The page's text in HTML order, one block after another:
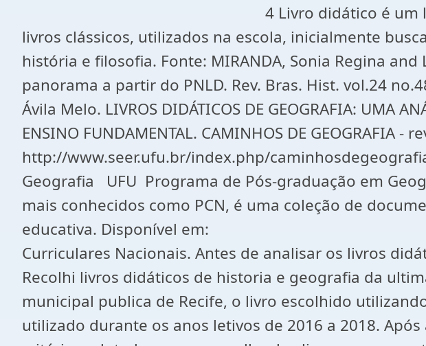
4 Livro didático é um livro de caráter
livros clássicos, utilizados na escola, inicialmente
história e filosofia. Fonte: MIRANDA, Sonia Regina
panorama a partir do PNLD. Rev. Bras. Hist. vol.24
Ávila Melo. LIVROS DIDÁTICOS DE GEOGRAFIA: UMA
ENSINO FUNDAMENTAL. CAMINHOS DE GEOGRAFIA
http://www.seer.ufu.br/index.php/
Geografia UFU Programa de Pós-graduação em
mais conhecidos como PCN, é uma coleção de
educativa. Disponível em:
Curriculares Nacionais. Antes de analisar os livros
Recolhi livros didáticos de historia e geografia da
municipal publica de Recife, o livro escolhido
utilizado durante os anos letivos de 2016 a 2018.